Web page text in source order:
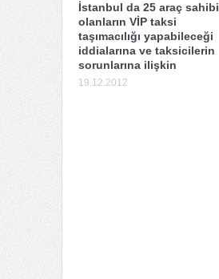
İstanbul da 25 araç sahibi
olanların VİP taksi
taşımacılığı yapabileceği
iddialarına ve taksicilerin
sorunlarına ilişkin
19.12.2012